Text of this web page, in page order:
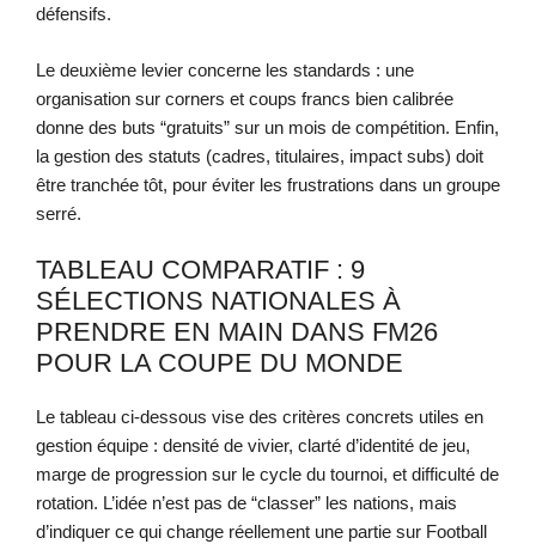
défensifs.
Le deuxième levier concerne les standards : une
organisation sur corners et coups francs bien calibrée
donne des buts “gratuits” sur un mois de compétition. Enfin,
la gestion des statuts (cadres, titulaires, impact subs) doit
être tranchée tôt, pour éviter les frustrations dans un groupe
serré.
TABLEAU COMPARATIF : 9
SÉLECTIONS NATIONALES À
PRENDRE EN MAIN DANS FM26
POUR LA COUPE DU MONDE
Le tableau ci-dessous vise des critères concrets utiles en
gestion équipe : densité de vivier, clarté d’identité de jeu,
marge de progression sur le cycle du tournoi, et difficulté de
rotation. L’idée n’est pas de “classer” les nations, mais
d’indiquer ce qui change réellement une partie sur Football